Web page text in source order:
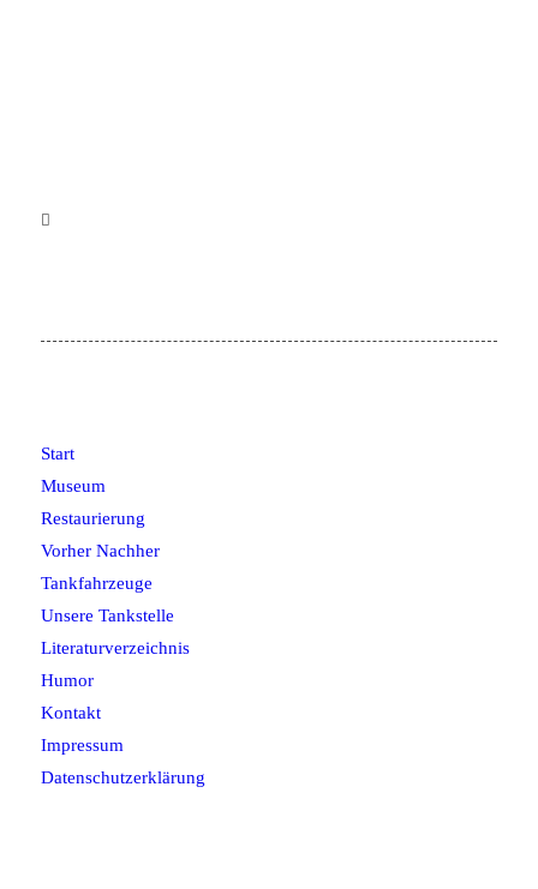
Start
Museum
Restaurierung
Vorher Nachher
Tankfahrzeuge
Unsere Tankstelle
Literaturverzeichnis
Humor
Kontakt
Impressum
Datenschutzerklärung